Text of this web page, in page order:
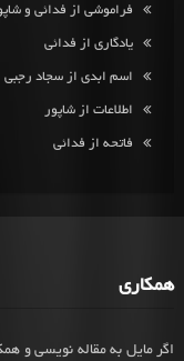
فراموشی از فدائی و
یادگاری از فدائی
اسم ابدی از سجاد رجبی
اطلاعات از شاپور
فاتحه از فدائی
همکاری
اگر مایل به مقاله نویسی و